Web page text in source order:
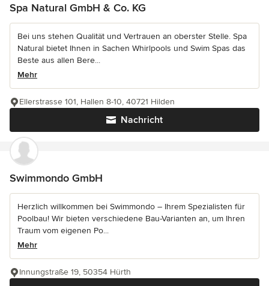
Spa Natural GmbH & Co. KG
Bei uns stehen Qualität und Vertrauen an oberster Stelle. Spa
Natural bietet Ihnen in Sachen Whirlpools und Swim Spas das
Beste aus allen Bere...
Mehr
Nachricht
Ellerstrasse 101, Hallen 8-10, 40721 Hilden
Swimmondo GmbH
Herzlich willkommen bei Swimmondo – Ihrem Spezialisten für
Poolbau! Wir bieten verschiedene Bau-Varianten an, um Ihren
Traum vom eigenen Po...
Mehr
Innungstraße 19, 50354 Hürth